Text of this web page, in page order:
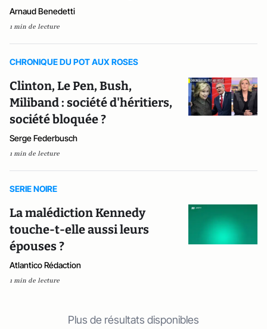
Arnaud Benedetti
1 min de lecture
CHRONIQUE DU POT AUX ROSES
Clinton, Le Pen, Bush,
Miliband : société d'héritiers,
société bloquée ?
Serge Federbusch
1 min de lecture
SERIE NOIRE
La malédiction Kennedy
touche-t-elle aussi leurs
épouses ?
Atlantico Rédaction
1 min de lecture
Plus de résultats disponibles